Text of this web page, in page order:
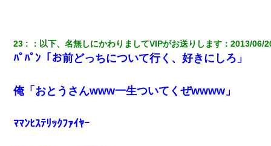
23 ： 以下、名無しにかわりましてVIPがお送りします ：2013/06/
ﾊﾟﾊﾟﾝ「お前どっちについて行く、好きにしろ」
俺「おとうさんwww一生ついてくぜwwww」
ﾏﾏﾝﾋｽﾃﾘｯｸﾌｧｲﾔｰ